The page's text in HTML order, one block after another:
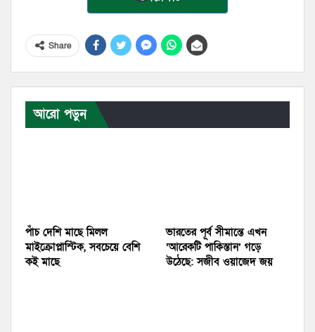
Share
আরো পড়ুন
পাঁচ দেশি মাছে মিলল
মাইক্রোপ্লাস্টিক, সবচেয়ে বেশি
কই মাছে
ভারতের পূর্ব সীমান্তে এখন
‘আরেকটি পাকিস্তান’ গড়ে
উঠেছে: সজীব ওয়াজেদ জয়